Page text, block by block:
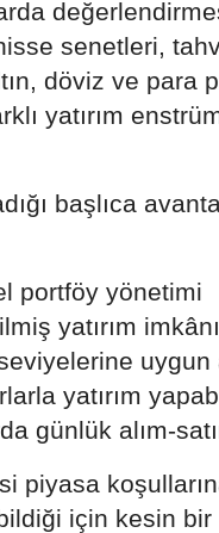
senetleri,
döviz ve para
yatırım
başlıca
portföy yönetimi
yatırım imkânı
yatırım
günlük alım-
piyasa
için kesin bir